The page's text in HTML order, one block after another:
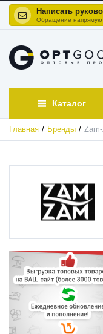
Написать
Обращение напрямую
Каталог
Главная Бренды